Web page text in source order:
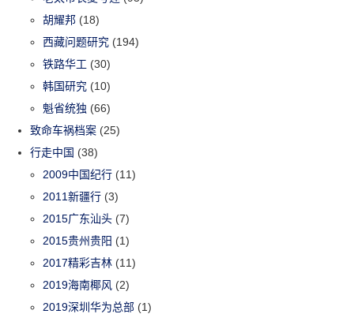
胡耀邦 (18)
西藏问题研究 (194)
铁路华工 (30)
韩国研究 (10)
魁省统独 (66)
致命车祸档案 (25)
行走中国 (38)
2009中国纪行 (11)
2011新疆行 (3)
2015广东汕头 (7)
2015贵州贵阳 (1)
2017精彩吉林 (11)
2019海南椰风 (2)
2019深圳华为总部 (1)